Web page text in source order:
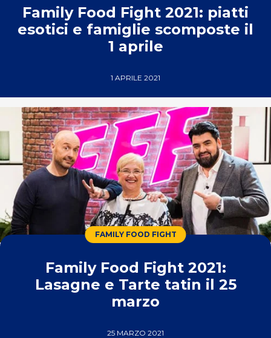
Family Food Fight 2021: piatti
esotici e famiglie scomposte il
1 aprile
1 APRILE 2021
FAMILY FOOD FIGHT
Family Food Fight 2021:
Lasagne e Tarte tatin il 25
marzo
25 MARZO 2021